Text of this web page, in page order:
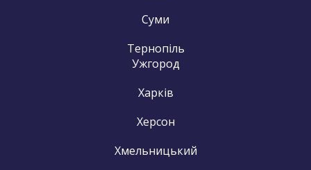
Суми
Тернопіль
Ужгород
Харків
Херсон
Хмельницький